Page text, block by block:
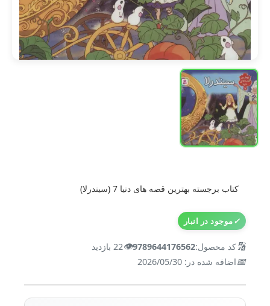
کتاب برجسته بهترین قصه های دنیا 7 (سیندرلا)
✓موجود در انبار
🔢کد محصول:9789644176562
👁️22 بازدید
📅اضافه شده در: 2026/05/30